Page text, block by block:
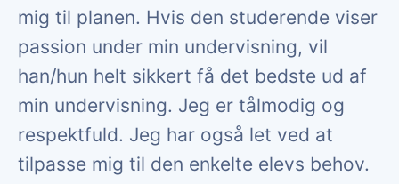
mig til planen. Hvis den studerende viser
passion under min undervisning, vil
han/hun helt sikkert få det bedste ud af
min undervisning. Jeg er tålmodig og
respektfuld. Jeg har også let ved at
tilpasse mig til den enkelte elevs behov.